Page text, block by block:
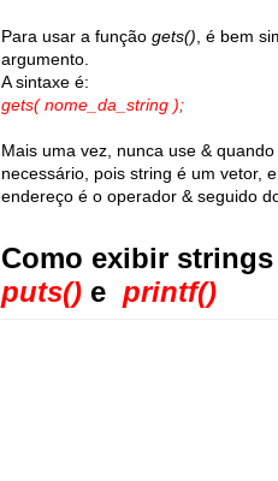
Para usar a função gets() , é bem
argumento.
A sintaxe é:
gets( nome_da_string );
Mais uma vez, nunca use &
necessário, pois string é um vetor,
endereço é o operador & seguido
Como exibir
puts() e printf()